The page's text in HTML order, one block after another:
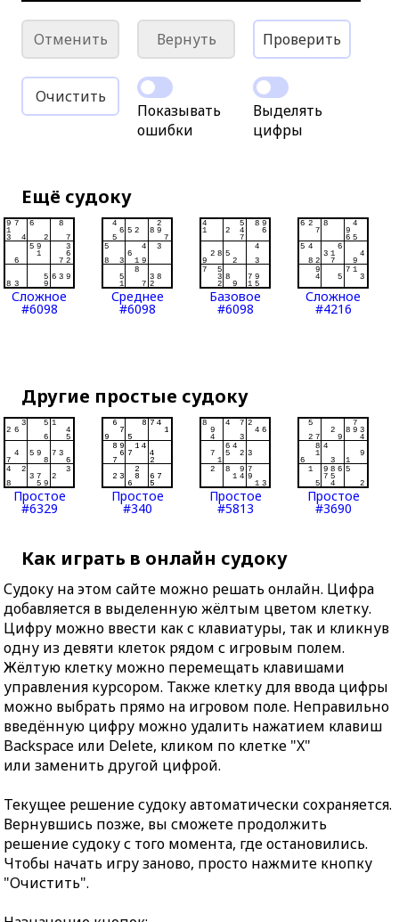
Отменить Вернуть Проверить
Очистить
Показывать
ошибки
Выделять
цифры
Ещё судоку
Сложное
#6098
Среднее
#6098
Базовое
#6098
Сложное
#4216
Другие простые судоку
Простое
#6329
Простое
#340
Простое
#5813
Простое
#3690
Как играть в онлайн судоку
Судоку на этом сайте можно решать онлайн. Цифра
добавляется в выделенную жёлтым цветом клетку.
Цифру можно ввести как с клавиатуры, так и кликнув
одну из девяти клеток рядом с игровым полем.
Жёлтую клетку можно перемещать клавишами
управления курсором. Также клетку для ввода цифры
можно выбрать прямо на игровом поле. Неправильно
введённую цифру можно удалить нажатием клавиш
Backspace или Delete, кликом по клетке "X"
или заменить другой цифрой.
Текущее решение судоку автоматически сохраняется.
Вернувшись позже, вы сможете продолжить
решение судоку с того момента, где остановились.
Чтобы начать игру заново, просто нажмите кнопку
"Очистить".